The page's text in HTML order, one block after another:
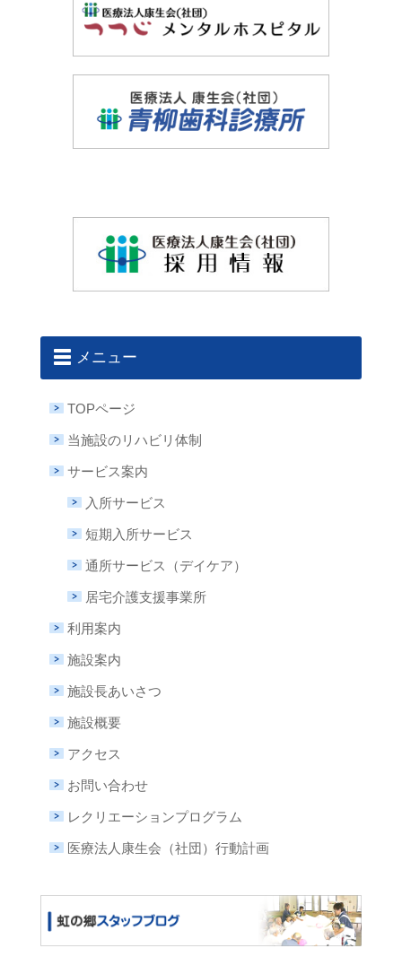
メニュー
TOPページ
当施設のリハビリ体制
サービス案内
入所サービス
短期入所サービス
通所サービス（デイケア）
居宅介護支援事業所
利用案内
施設案内
施設長あいさつ
施設概要
アクセス
お問い合わせ
レクリエーションプログラム
医療法人康生会（社団）行動計画